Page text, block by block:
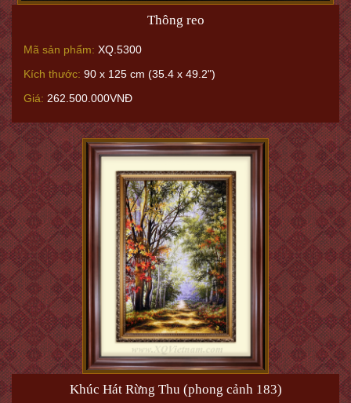
Thông reo
Mã sản phẩm: XQ.5300
Kích thước: 90 x 125 cm (35.4 x 49.2")
Giá: 262.500.000VNĐ
Khúc Hát Rừng Thu (phong cảnh 183)